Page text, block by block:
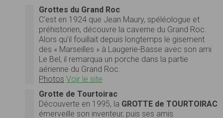
Grottes du Grand Roc
C’est en 1924 que Jean Maury, spéléologue et
préhistorien, découvre la caverne du Grand Roc.
Alors qu’il fouillait depuis longtemps le gisement
des « Marseilles » à Laugerie-Basse avec son ami
Le Bel, il remarqua un porche dans la partie
aérienne du Grand Roc.
Photos Voir le site
Grotte de Tourtoirac
Découverte en 1995, la GROTTE de TOURTOIRAC
émerveille son inventeur, puis ses amis